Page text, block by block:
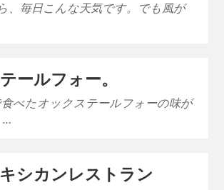
、毎日こんな天気です。でも風が
ールフォー。
食べたオックステールフォーの味が
…
シカンレストラン